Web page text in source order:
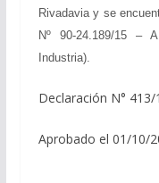
Rivadavia y se
Nº 90-24.189/15 –
Industria).
Declaración N° 413/
Aprobado el 01/10/